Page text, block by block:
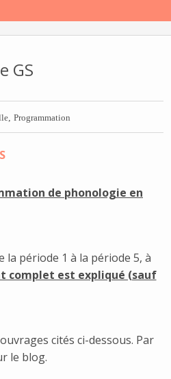
GS
Programmation
de phonologie en
période 1 à la période 5, à
complet est expliqué (sauf
cités ci-dessous. Par
le blog.